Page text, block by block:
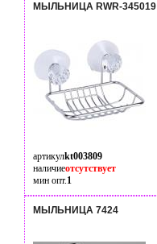
МЫЛЬНИЦА RWR-345019
артикулkt003809
наличиеотсутствует
мин опт.1
МЫЛЬНИЦА 7424